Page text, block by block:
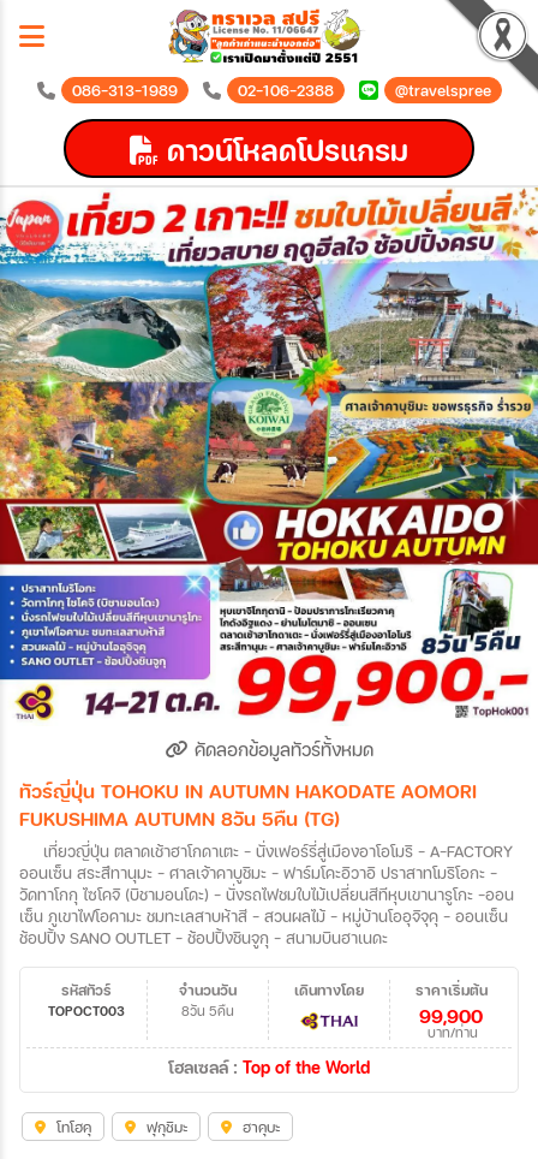
086-313-1989 02-106-2388 @travelspree
ดาวน์โหลดโปรแกรม
คัดลอกข้อมูลทัวร์ทั้งหมด
ทัวร์ญี่ปุ่น TOHOKU IN AUTUMN HAKODATE AOMORI
FUKUSHIMA AUTUMN 8วัน 5คืน (TG)
เที่ยวญี่ปุ่น ตลาดเช้าฮาโกดาเตะ – นั่งเฟอร์รี่สู่เมืองอาโอโมริ – A-FACTORY
ออนเซ็น สระสึทานุมะ – ศาลเจ้าคาบูชิมะ – ฟาร์มโคะอิวาอิ ปราสาทโมริโอกะ –
วัดทาโกกุ ไซโคจิ (บิชามอนโดะ) – นั่งรถไฟชมใบไม้เปลี่ยนสีทีหุบเขานารูโกะ –ออน
เซ็น ภูเขาไฟโอคามะ ชมทะเลสาบห้าสี – สวนผลไม้ – หมู่บ้านโออุจิจุคุ – ออนเซ็น
ช้อปปิ้ง SANO OUTLET – ช้อปปิ้งชินจูกุ – สนามบินฮาเนดะ
รหัสทัวร์
TOPOCT003
จำนวนวัน
8วัน 5คืน
ราคาเริ่มต้น
99,900
บาท/ท่าน
เดินทางโดย
โฮลเซลล์ : Top of the World
โทโฮคุ ฟุกุชิมะ ฮาคุบะ